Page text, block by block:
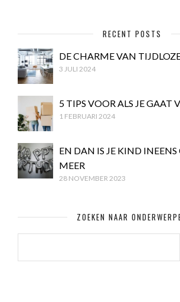
RECENT POSTS
DE CHARME VAN
3 JULI 2024
5 TIPS VOOR ALS JE GAAT
1 FEBRUARI 2024
EN DAN IS JE KIND
MEER
28 NOVEMBER 2023
ZOEKEN NAAR
ZOEKEN